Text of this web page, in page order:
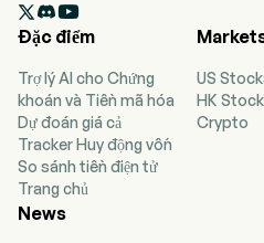
Education, và Outsourcing &
(OCG). Bộ phận P&I cung cấp
giới thiệu việc làm lâu dài, bao
chính, kế toán và tài chính, lao
nhân sự cho trung tâm liên lạc
pháp quản lý nguồn nhân lực
cung cấp các dịch vụ tuyển
định hướng theo kết quả và dịch
làm lâu dài tập trung vào các

Đặc điểm
Trợ lý AI cho Chứng
khoán và Tiền mã hóa
Dự đoán giá cả
Tracker Huy động vốn
So sánh tiền điện tử
Trang chủ
US
HK
Crypto
News